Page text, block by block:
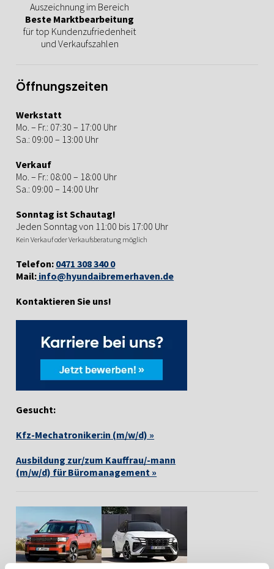
Auszeichnung im Bereich
Beste Marktbearbeitung
für top Kundenzufriedenheit
und Verkaufszahlen
Öffnungszeiten
Werkstatt
Mo. – Fr.: 07:30 – 17:00 Uhr
Sa.: 09:00 – 13:00 Uhr
Verkauf
Mo. – Fr.: 08:00 – 18:00 Uhr
Sa.: 09:00 – 14:00 Uhr
Sonntag ist Schautag!
Jeden Sonntag von 11:00 bis 17:00 Uhr
Kein Verkauf oder Verkaufsberatung möglich
Telefon: 0471 308 340 0
Mail: info@hyundaibremerhaven.de
Kontaktieren Sie uns!
Gesucht:
Kfz-Mechatroniker:in (m/w/d) »
Ausbildung zur/zum Kauffrau/-mann
(m/w/d) für Büromanagement »